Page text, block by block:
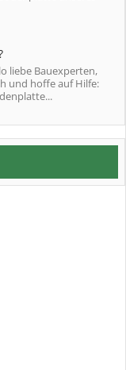
liebe Bauexperten,
und hoffe auf Hilfe: